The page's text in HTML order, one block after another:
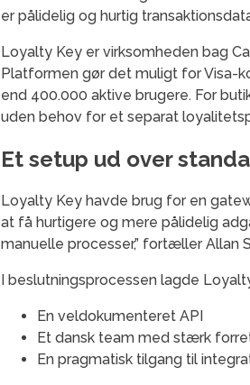
er pålidelig og hurtig
Loyalty Key er virksomheden bag
Platformen gør det muligt for Visa-
end 400.000 aktive brugere. For
uden behov for et separat
Et setup ud over
Loyalty Key havde brug for en
at få hurtigere og mere pålidelig
manuelle processer,” fortæller Allan
I beslutningsprocessen lagde
En veldokumenteret API
Et dansk team med stærk
En pragmatisk tilgang til